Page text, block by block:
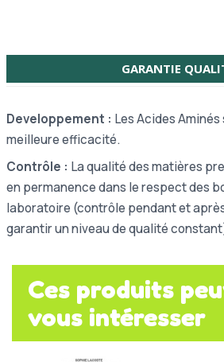
GARANTIE
Developpement : Les Acides
meilleure efficacité.
Contrôle : La qualité des matières
en permanence dans le respect des
laboratoire (contrôle pendant et
garantir un niveau de qualité
Ces produits
vous intéresser